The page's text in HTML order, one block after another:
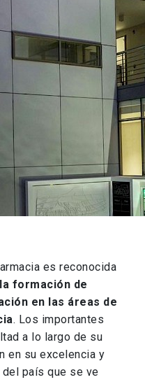
es reconocida
formación de
en las áreas de
. Los importantes
a lo largo de su
en su excelencia y
país que se ve